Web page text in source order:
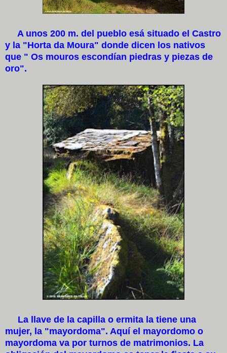
A unos 200 m. del pueblo esá situado el Castro
y la "Horta da Moura" donde dicen los nativos
que " Os mouros escondían piedras y piezas de
oro".
La llave de la capilla o ermita la tiene una
mujer, la "mayordoma". Aquí el mayordomo o
mayordoma va por turnos de matrimonios. La